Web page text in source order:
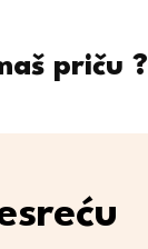
priču ?